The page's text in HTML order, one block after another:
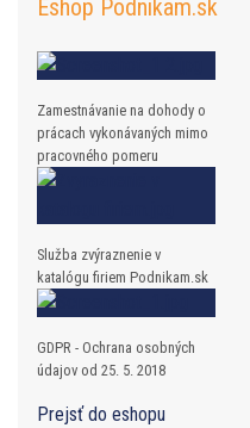
Eshop Podnikam.sk
Zamestnávanie na dohody o
prácach vykonávaných mimo
pracovného pomeru
Služba zvýraznenie v
katalógu firiem Podnikam.sk
GDPR - Ochrana osobných
údajov od 25. 5. 2018
Prejsť do eshopu